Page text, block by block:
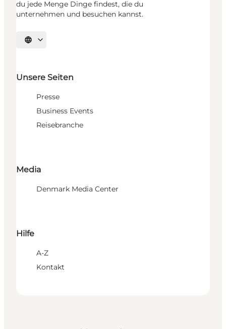
du jede Menge Dinge findest, die du
unternehmen und besuchen kannst.
Sprache auswählen
Unsere Seiten
Presse
Business Events
Reisebranche
Media
Denmark Media Center
Hilfe
A-Z
Kontakt